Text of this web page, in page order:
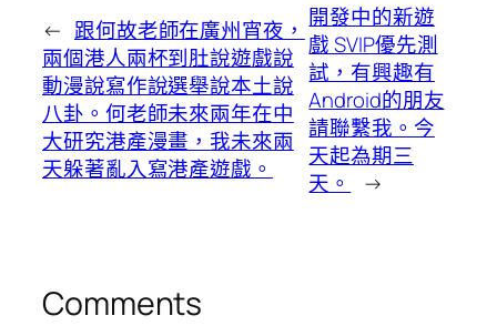
← 跟何故老師在廣州宵夜，
兩個港人兩杯到肚說遊戲說
動漫說寫作說選舉說本土說
八卦。何老師未來兩年在中
大研究港產漫畫，我未來兩
天躲著亂入寫港產遊戲。
開發中的新遊
戲 SVIP優先測
試，有興趣有
Android的朋友
請聯繫我。今
天起為期三
天。
→
Comments